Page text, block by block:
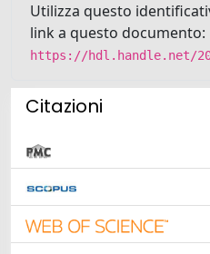
Utilizza questo
link a questo documento:
https://hdl.handle.net/
Citazioni